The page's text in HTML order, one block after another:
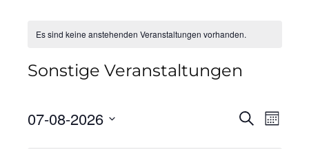
Es sind keine anstehenden Veranstaltungen vorhanden.
Sonstige Veranstaltungen
Suche
Monat
07-08-2026